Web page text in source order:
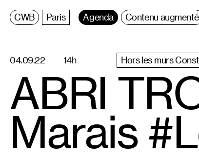
Centre
Wallonie
Bruxelles
Paris Agenda Contenu augmenté
04.09.22 14h Hors les murs
ABRI
Marais